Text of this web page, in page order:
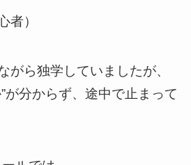
者）
がら独学していましたが、
が分からず、途中で止まって